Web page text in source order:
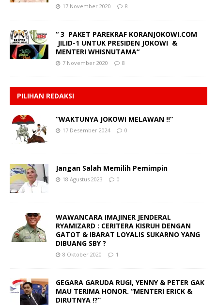
17 November 2020 8
“ 3 PAKET PAREKRAF KORANJOKOWI.COM
JILID-1 UNTUK PRESIDEN JOKOWI &
MENTERI WHISNUTAMA“
7 November 2020 8
PILIHAN REDAKSI
“WAKTUNYA JOKOWI MELAWAN !!”
17 Desember 2024 0
Jangan Salah Memilih Pemimpin
18 Agustus 2023 0
WAWANCARA IMAJINER JENDERAL
RYAMIZARD : CERITERA KISRUH DENGAN
GATOT & IBARAT LOYALIS SUKARNO YANG
DIBUANG SBY ?
8 Oktober 2020 1
GEGARA GARUDA RUGI, YENNY & PETER GAK
MAU TERIMA HONOR. “MENTERI ERICK &
DIRUTNYA !?”